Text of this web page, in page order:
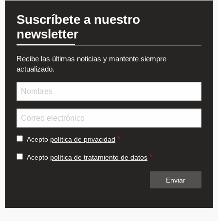
Suscríbete a nuestro
newsletter
Recibe las últimas noticias y mantente siempre
actualizado.
Acepto política de privacidad
Acepto política de tratamiento de datos